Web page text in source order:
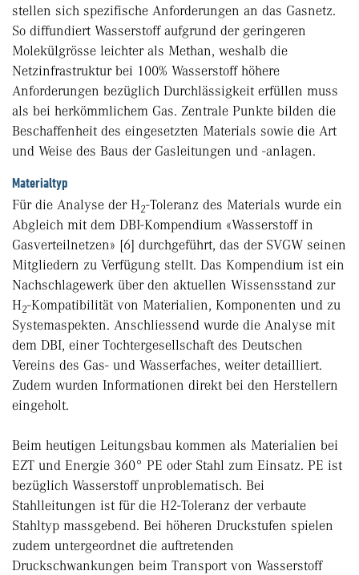
stellen sich spezifische Anforderungen an das Gasnetz.
So diffundiert Wasserstoff aufgrund der geringeren
Molekülgrösse leichter als Methan, weshalb die
Netzinfrastruktur bei 100% Wasserstoff höhere
Anforderungen bezüglich Durchlässigkeit erfüllen muss
als bei herkömmlichem Gas. Zentrale Punkte bilden die
Beschaffenheit des eingesetzten Materials sowie die Art
und Weise des Baus der Gasleitungen und -anlagen.
Materialtyp
Für die Analyse der H2-Toleranz des Materials wurde ein
Abgleich mit dem DBI-Kompendium «Wasserstoff in
Gasverteilnetzen» [6] durchgeführt, das der SVGW seinen
Mitgliedern zu Verfügung stellt. Das Kompendium ist ein
Nachschlagewerk über den aktuellen Wissensstand zur
H2-Kompatibilität von Materialien, Komponenten und zu
Systemaspekten. Anschliessend wurde die Analyse mit
dem DBI, einer Tochtergesellschaft des Deutschen
Vereins des Gas- und Wasserfaches, weiter detailliert.
Zudem wurden Informationen direkt bei den Herstellern
eingeholt.
Beim heutigen Leitungsbau kommen als Materialien bei
EZT und Energie 360° PE oder Stahl zum Einsatz. PE ist
bezüglich Wasserstoff unproblematisch. Bei
Stahlleitungen ist für die H2-Toleranz der verbaute
Stahltyp massgebend. Bei höheren Druckstufen spielen
zudem untergeordnet die auftretenden
Druckschwankungen beim Transport von Wasserstoff